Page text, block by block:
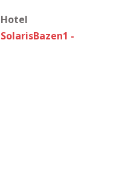
Hotel
SolarisBazen1 -